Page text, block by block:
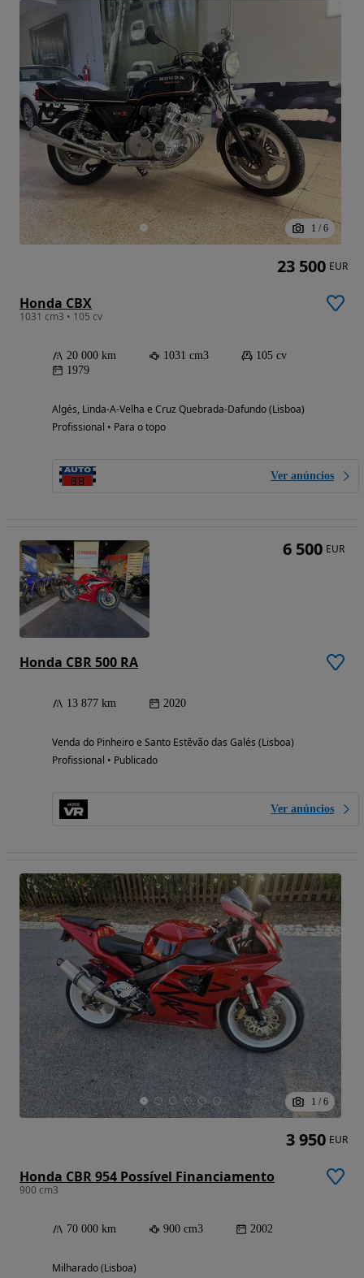
1 / 6
Honda CBX
1031 cm3 • 105 cv
20 000 km 1031 cm3
105 cv
1979
Algés, Linda-A-Velha e Cruz Quebrada-Dafundo (Lisboa)
Profissional • Para o topo
Ver anúncios
23 500 EUR
Honda CBR 500 RA
13 877 km 2020
Venda do Pinheiro e Santo Estêvão das Galés (Lisboa)
Profissional • Publicado
Ver anúncios
6 500 EUR
1 / 6
Honda CBR 954 Possível Financiamento
900 cm3
70 000 km 900 cm3 2002
Milharado (Lisboa)
3 950 EUR